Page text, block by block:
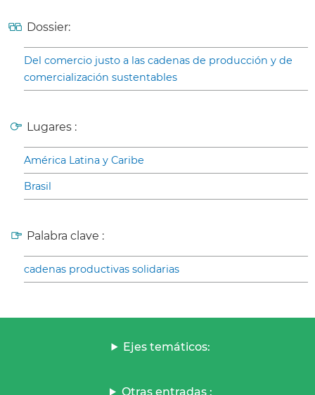
Dossier:
Del comercio justo a las cadenas de producción y de
comercialización sustentables
Lugares :
América Latina y Caribe
Brasil
Palabra clave :
cadenas productivas solidarias
Ejes temáticos:
Otras entradas :